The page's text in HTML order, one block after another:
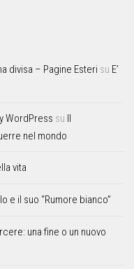
divisa – Pagine Esteri su E’
WordPress su Il
nel mondo
vita
e il suo “Rumore bianco”
una fine o un nuovo